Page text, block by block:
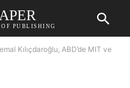
PUBLISHING
Kılıçdaroğlu, ABD’de MIT ve